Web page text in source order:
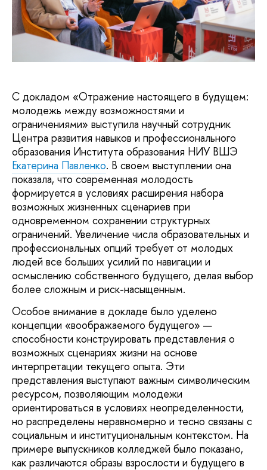
С докладом «Отражение настоящего в будущем:
молодежь между возможностями и
ограничениями» выступила научный сотрудник
Центра развития навыков и профессионального
образования Института образования НИУ ВШЭ
Екатерина Павленко. В своем выступлении она
показала, что современная молодость
формируется в условиях расширения набора
возможных жизненных сценариев при
одновременном сохранении структурных
ограничений. Увеличение числа образовательных и
профессиональных опций требует от молодых
людей все больших усилий по навигации и
осмыслению собственного будущего, делая выбор
более сложным и риск-насыщенным.
Особое внимание в докладе было уделено
концепции «воображаемого будущего» —
способности конструировать представления о
возможных сценариях жизни на основе
интерпретации текущего опыта. Эти
представления выступают важным символическим
ресурсом, позволяющим молодежи
ориентироваться в условиях неопределенности,
но распределены неравномерно и тесно связаны с
социальным и институциональным контекстом. На
примере выпускников колледжей было показано,
как различаются образы взрослости и будущего в